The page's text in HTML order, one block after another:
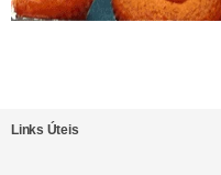
Links Úteis